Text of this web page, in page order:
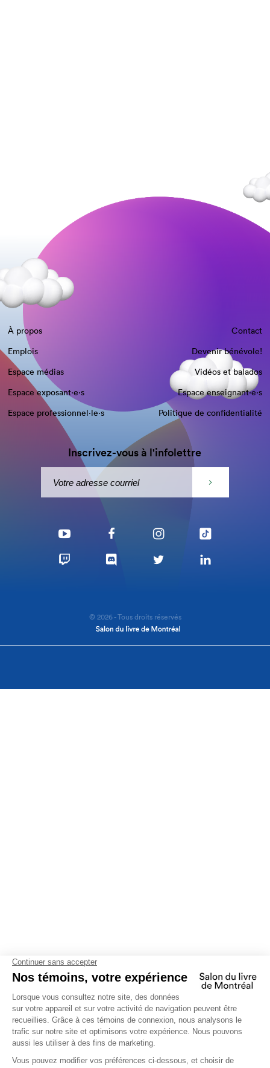
À propos
Contact
Emplois
Devenir bénévole!
Espace médias
Vidéos et balados
Espace exposant·e⋅s
Espace enseignant·e⋅s
Espace professionnel·le⋅s
Politique de confidentialité
Inscrivez-vous à l'infolettre
© 2026 - Tous droits réservés